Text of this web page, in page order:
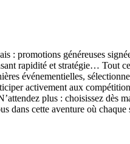
promotions généreuses
rapidité et stratégie… Tout
événementielles,
activement aux
plus : choisissez
cette aventure où